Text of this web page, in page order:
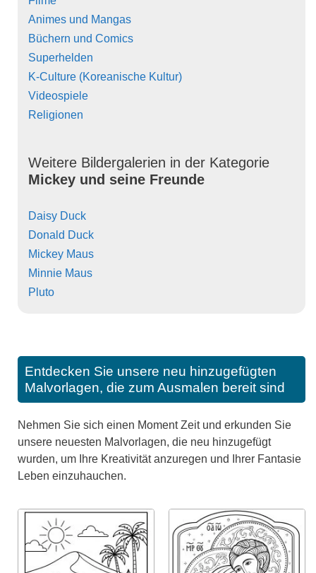
Animes und Mangas
Büchern und Comics
Superhelden
K-Culture (Koreanische Kultur)
Videospiele
Religionen
Weitere Bildergalerien in der Kategorie
Mickey und seine Freunde
Daisy Duck
Donald Duck
Mickey Maus
Minnie Maus
Pluto
Entdecken Sie unsere neu hinzugefügten
Malvorlagen, die zum Ausmalen bereit sind
Nehmen Sie sich einen Moment Zeit und erkunden Sie
unsere neuesten Malvorlagen, die neu hinzugefügt
wurden, um Ihre Kreativität anzuregen und Ihrer Fantasie
Leben einzuhauchen.